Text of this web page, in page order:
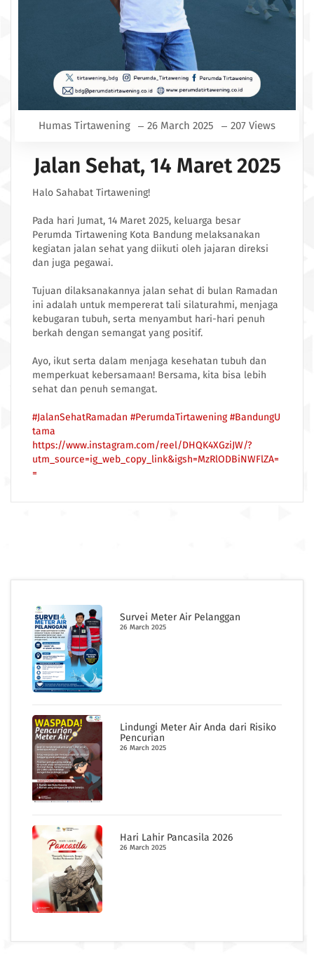
Humas Tirtawening 26 March 2025 207 Views
Jalan Sehat, 14 Maret 2025
Halo Sahabat Tirtawening!
Pada hari Jumat, 14 Maret 2025, keluarga besar
Perumda Tirtawening Kota Bandung melaksanakan
kegiatan jalan sehat yang diikuti oleh jajaran direksi
dan juga pegawai.
Tujuan dilaksanakannya jalan sehat di bulan Ramadan
ini adalah untuk mempererat tali silaturahmi, menjaga
kebugaran tubuh, serta menyambut hari-hari penuh
berkah dengan semangat yang positif.
Ayo, ikut serta dalam menjaga kesehatan tubuh dan
memperkuat kebersamaan! Bersama, kita bisa lebih
sehat dan penuh semangat.
#JalanSehatRamadan #PerumdaTirtawening#BandungU
tama
https://www.instagram.com/reel/DHQK4XGziJW/?
utm_source=ig_web_copy_link&igsh=MzRlODBiNWFlZA=
=
Survei Meter Air Pelanggan
26 March 2025
Lindungi Meter Air Anda dari Risiko
Pencurian
26 March 2025
Hari Lahir Pancasila 2026
26 March 2025